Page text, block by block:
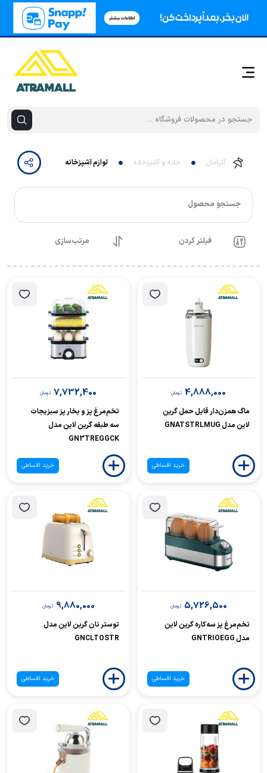
آترامال خانه و آشپزخانه لوازم آشپزخانه
جستجو محصول
فیلتر کردن مرتب‌سازی
4,888,000 تومان
ماگ همزن‌دار قابل حمل گرین
لاین مدل GNATSTRLMUG
خرید اقساطی
7,732,400 تومان
تخم‌مرغ پز و بخار پز سبزیجات
سه طبقه گرین لاین مدل
GN3TREGGCK
خرید اقساطی
5,726,500 تومان
تخم‌مرغ پز سه‌کاره گرین لاین
مدل GNTRIOEGG
خرید اقساطی
9,880,000 تومان
توستر نان گرین لاین مدل
GNCLTOSTR
خرید اقساطی